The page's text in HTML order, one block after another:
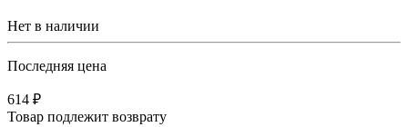
Нет в наличии
Последняя цена
614 ₽
Товар подлежит возврату